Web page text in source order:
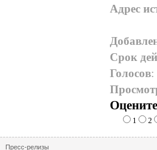
Адрес
Срок
Голосов:
1 2
Пресс-релизы